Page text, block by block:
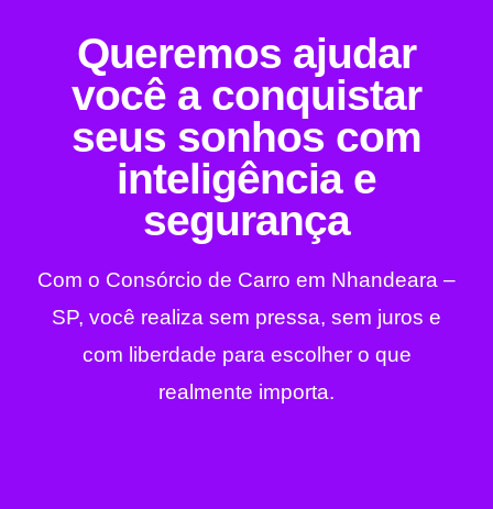
Queremos ajudar
você a conquistar
seus sonhos com
inteligência e
segurança
Com o Consórcio de Carro em Nhandeara –
SP, você realiza sem pressa, sem juros e
com liberdade para escolher o que
realmente importa.